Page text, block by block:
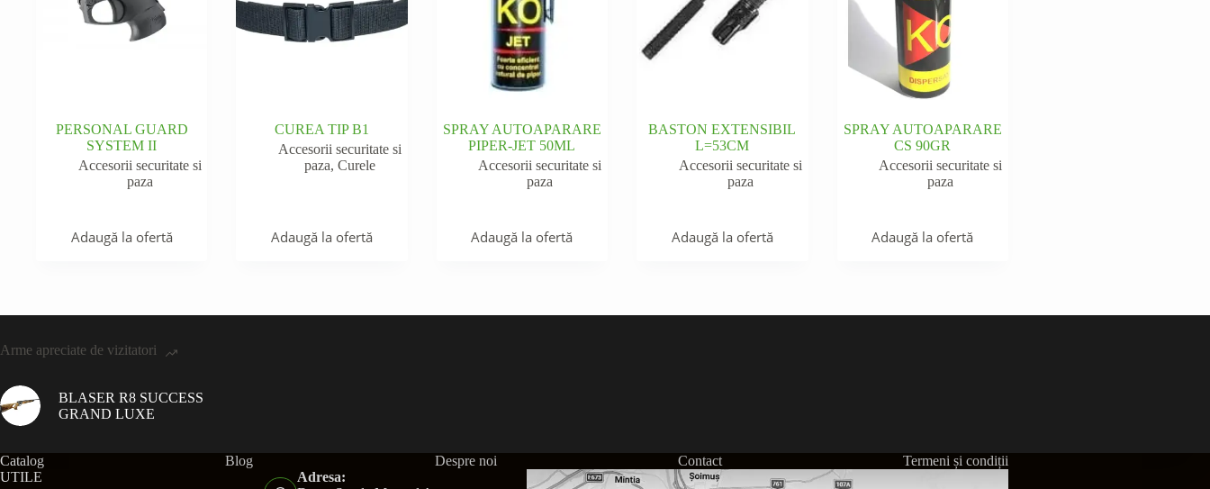
PERSONAL GUARD
SYSTEM II
Accesorii securitate si
paza
Adaugă la ofertă
CUREA TIP B1
Accesorii securitate si
paza,Curele
Adaugă la ofertă
SPRAY AUTOAPARARE
PIPER-JET 50ML
Accesorii securitate si
paza
Adaugă la ofertă
BASTON EXTENSIBIL
L=53CM
Accesorii securitate si
paza
Adaugă la ofertă
SPRAY AUTOAPARARE
CS 90GR
Accesorii securitate si
paza
Adaugă la ofertă
Arme apreciate de vizitatori
BLASER R8 SUCCESS
GRAND LUXE
Catalog Blog Despre noi Contact
Termeni și condiții
UTILE
Adresa: